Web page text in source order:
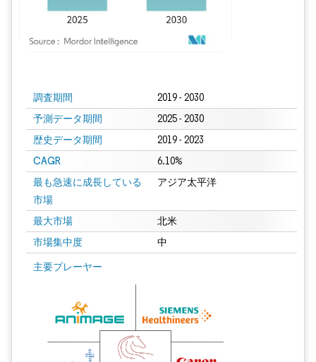
調査期間 2019 - 2030
予測データ期間 2025 - 2030
歴史データ期間 2019 - 2023
CAGR 6.10%
最も急速に成長している
市場
アジア太平洋
最大市場 北米
市場集中度 中
主要プレーヤー